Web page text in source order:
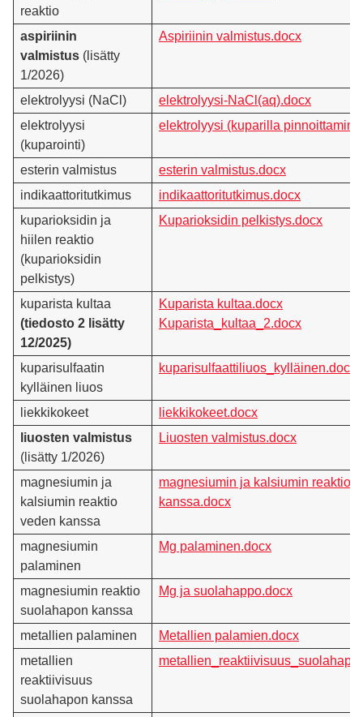
reaktio
aspiriinin
valmistus (lisätty
1/2026)
Aspiriinin valmistus.docx
elektrolyysi (NaCl)
elektrolyysi-NaCl(aq).docx
elektrolyysi
(kuparointi)
elektrolyysi (kuparilla
esterin valmistus
esterin valmistus.docx
indikaattoritutkimus
indikaattoritutkimus.docx
kuparioksidin ja
hiilen reaktio
(kuparioksidin
pelkistys)
Kuparioksidin pelkistys.docx
kuparista kultaa
(tiedosto 2 lisätty
12/2025)
Kuparista kultaa.docx
Kuparista_kultaa_2.docx
kuparisulfaatin
kylläinen liuos
kuparisulfaattiliuos_kylläinen.docx
liekkikokeet
liekkikokeet.docx
liuosten valmistus
(lisätty 1/2026)
Liuosten valmistus.docx
magnesiumin ja
kalsiumin reaktio
veden kanssa
magnesiumin ja kalsiumin reaktio
kanssa.docx
magnesiumin
palaminen
Mg palaminen.docx
magnesiumin reaktio
suolahapon kanssa
Mg ja suolahappo.docx
metallien palaminen
Metallien palamien.docx
metallien
reaktiivisuus
suolahapon kanssa